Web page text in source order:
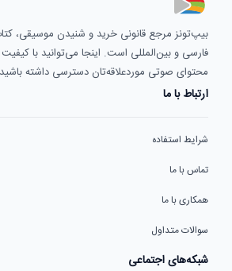
بیپ‌تونز مرجع قانونی خرید و شنیدن موسیقی،
فارسی و بین‌المللی است. اینجا می‌توانید با کیفیت
محتوای صوتی موردعلاقه‌تان دسترسی داشته
ارتباط با ما
شرایط استفاده
تماس با ما
همکاری با ما
سوالات متداول
شبکه‌های اجتماعی